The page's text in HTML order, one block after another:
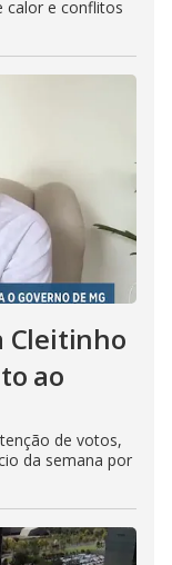
calor e conflitos
Cleitinho
ao
de votos,
da semana por